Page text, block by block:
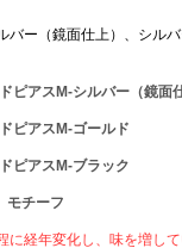
バー（鏡面仕上）、シル
ピアスM-シルバー（鏡面
ピアスM-ゴールド
ピアスM-ブラック
モチーフ
に経年変化し、味を増して